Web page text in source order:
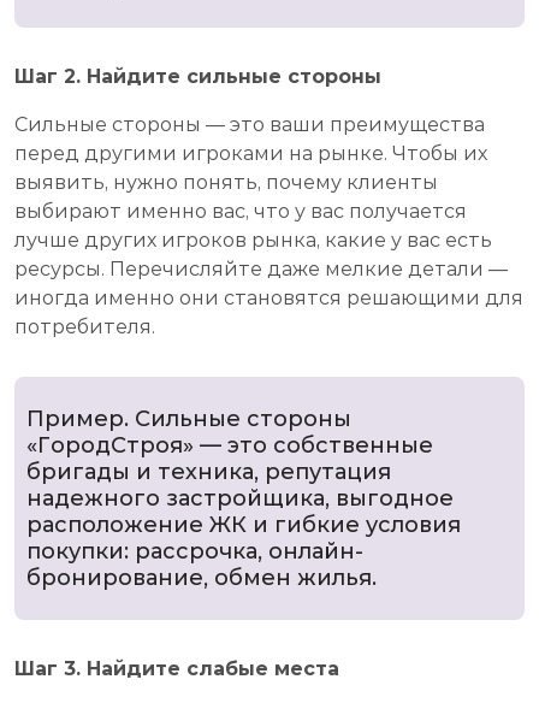
Шаг 2. Найдите сильные стороны
Сильные стороны — это ваши преимущества
перед другими игроками на рынке. Чтобы их
выявить, нужно понять, почему клиенты
выбирают именно вас, что у вас получается
лучше других игроков рынка, какие у вас есть
ресурсы. Перечисляйте даже мелкие детали —
иногда именно они становятся решающими для
потребителя.
Пример. Сильные стороны
«ГородСтроя» — это собственные
бригады и техника, репутация
надежного застройщика, выгодное
расположение ЖК и гибкие условия
покупки: рассрочка, онлайн-
бронирование, обмен жилья.
Шаг 3. Найдите слабые места